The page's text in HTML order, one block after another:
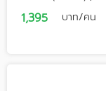
1,395 บาท/คน